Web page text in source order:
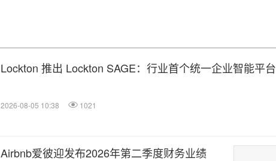
Lockton 推出 Lockton SAGE：行业首个统一企业智能平台
2026-08-05 10:38 1021
Airbnb爱彼迎发布2026年第二季度财务业绩